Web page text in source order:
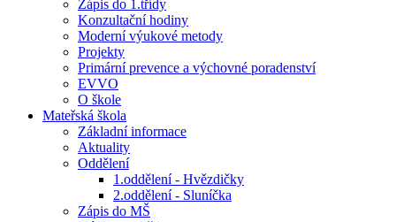
Zápis do 1.třídy
Konzultační hodiny
Moderní výukové metody
Projekty
Primární prevence a výchovné poradenství
EVVO
O škole
Mateřská škola
Základní informace
Aktuality
Oddělení
1.oddělení - Hvězdičky
2.oddělení - Sluníčka
Zápis do MŠ